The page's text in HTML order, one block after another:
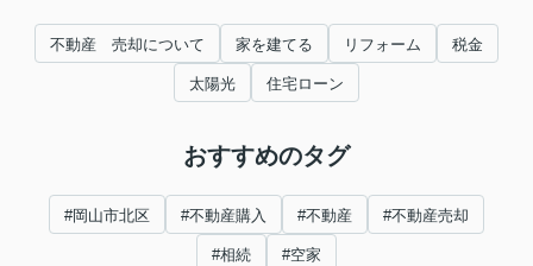
不動産 売却について 家を建てる リフォーム 税金
太陽光 住宅ローン
おすすめのタグ
#岡山市北区 #不動産購入 #不動産 #不動産売却
#相続 #空家